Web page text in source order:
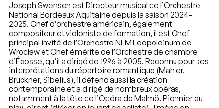
Joseph Swensen est Directeur musical de l’Orchestre
National Bordeaux Aquitaine depuis la saison 2024-
2025. Chef d’orchestre américain, également
compositeur et violoniste de formation, il est Chef
principal invité de l’Orchestre NFM Leopoldinum de
Wrocław et Chef émérite de l’Orchestre de chambre
d’Écosse, qu’il a dirigé de 1996 à 2005. Reconnu pour ses
interprétations du répertoire romantique (Mahler,
Bruckner, Sibelius), il défend aussi la création
contemporaine et a dirigé de nombreux opéras,
notamment à la tête de l’Opéra de Malmö. Pionnier du